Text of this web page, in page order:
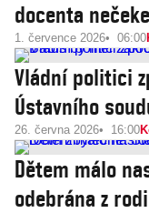
docenta
1. července 2026 06:00
Vládní politici
Ústavního
26. června 2026 16:00
Dětem málo
odebrána z